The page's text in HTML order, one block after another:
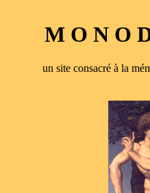
M O N O
un site consacré à la